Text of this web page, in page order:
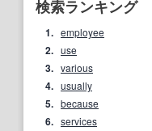
検索ランキング
1. employee
2. use
3. various
4. usually
5. because
6. services